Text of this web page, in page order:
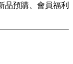
品預購、會員福利